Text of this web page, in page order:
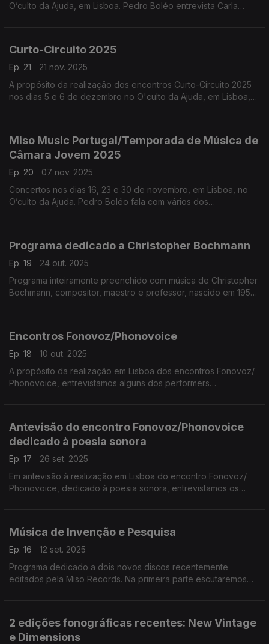
O’culto da Ajuda, em Lisboa. Pedro Boléo entrevista Carla
Curto-Circuito 2025
Ep. 21
21 nov. 2025
A propósito da realização dos encontros Curto-Circuito 2025
nos dias 5 e 6 de dezembro no O'culto da Ajuda, em Lisboa,
Miso Music Portugal/Temporada de Música de
Câmara Jovem 2025
Ep. 20
07 nov. 2025
Concertos nos dias 16, 23 e 30 de novembro, em Lisboa, no
O’culto da Ajuda. Pedro Boléo fala com vários dos
Programa dedicado a Christopher Bochmann
Ep. 19
24 out. 2025
Programa inteiramente preenchido com música de Christopher
Bochmann, compositor, maestro e professor, nascido em 1950
Encontros Fonovoz/Phonovoice
Ep. 18
10 out. 2025
A propósito da realização em Lisboa dos encontros Fonovoz/
Phonovoice, entrevistamos alguns dos performers
Antevisão do encontro Fonovoz/Phonovoice
dedicado à poesia sonora
Ep. 17
26 set. 2025
Em antevisão à realização em Lisboa do encontro Fonovoz/
Phonovoice, dedicado à poesia sonora, entrevistamos os
Música de Invenção e Pesquisa
Ep. 16
12 set. 2025
Programa dedicado a dois novos discos recentemente
editados pela Miso Records. Na primeira parte escutaremos
2 edições fonográficas recentes: New Vintage
e Dimensions